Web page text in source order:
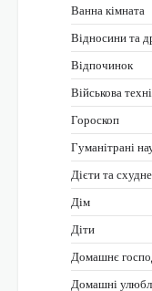
Ванна кімната
Відносини та
Відпочинок
Військова
Гороскоп
Гуманітрані
Дієти та
Дім
Діти
Домашнє
Домашні